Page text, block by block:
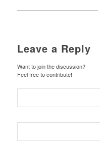
Leave a Reply
Want to join the discussion?
Feel free to contribute!